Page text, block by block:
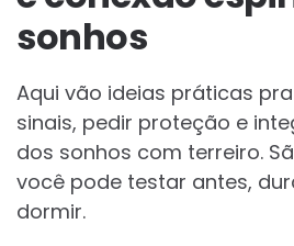
sonhos
Aqui vão ideias práticas
sinais, pedir proteção e
dos sonhos com terreiro.
você pode testar antes,
dormir.